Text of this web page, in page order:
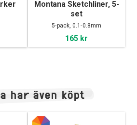
Montana Sketchliner, 5-
set
5-pack, 0.1-0.8mm
165 kr
har även köpt